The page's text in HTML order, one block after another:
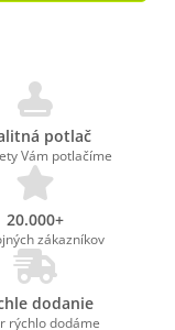
potlač
Vám potlačíme
20.000+
zákazníkov
dodanie
rýchlo dodáme